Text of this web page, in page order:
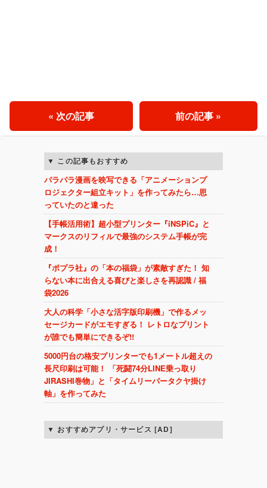
前の記事 »
« 次の記事
この記事もおすすめ
パラパラ漫画を映写できる「アニメーションプ
ロジェクター組立キット」を作ってみたら…思
っていたのと違った
【手帳活用術】超小型プリンター『iNSPiC』と
マークスのリフィルで最強のシステム手帳が完
成！
『ポプラ社』の「本の福袋」が素敵すぎた！ 知
らない本に出合える喜びと楽しさを再認識 / 福
袋2026
大人の科学「小さな活字版印刷機」で作るメッ
セージカードがエモすぎる！ レトロなプリント
が誰でも簡単にできるぞ!!
5000円台の格安プリンターでも1メートル超えの
長尺印刷は可能！ 「死闘74分LINE乗っ取り
JIRASHI巻物」と「タイムリーパータクヤ掛け
軸」を作ってみた
おすすめアプリ・サービス [AD]